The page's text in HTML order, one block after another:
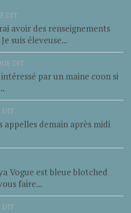
DIT
avoir des renseignements
suis éleveuse...
DIT
par un maine coon si
DIT
appelles demain après midi
Vogue est bleue blotched
faire...
DIT